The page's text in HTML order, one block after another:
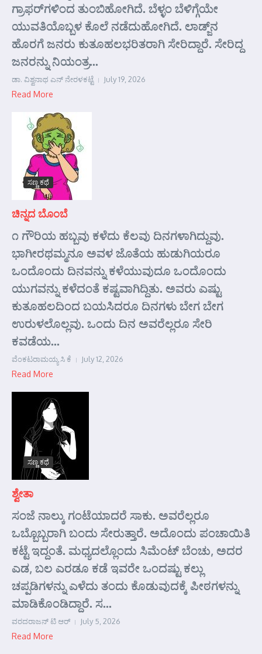
ಗ್ರಾಫರ್‌ಗಳಿಂದ ತುಂಬಿಹೋಗಿದೆ. ಬೆಳ್ಳಂ ಬೆಳಿಗ್ಗೆಯೇ
ಯುವತಿಯೊಬ್ಬಳ ಕೊಲೆ ನಡೆದುಹೋಗಿದೆ. ಲಾಡ್ಜ್‌ನ
ಹೊರಗೆ ಜನರು ಕುತೂಹಲಭರಿತರಾಗಿ ಸೇರಿದ್ದಾರೆ. ಸೇರಿದ್ದ
ಜನರನ್ನು ನಿಯಂತ್ರ...
ಡಾ. ವಿಶ್ವನಾಥ ಎನ್ ನೇರಳಕಟ್ಟೆ July 19, 2026
Read More
ಸಣ್ಣ ಕಥೆ
ಚಿನ್ನದ ಬೊಂಬೆ
೧ ಗೌರಿಯ ಹಬ್ಬವು ಕಳೆದು ಕೆಲವು ದಿನಗಳಾಗಿದ್ದುವು.
ಭಾಗೀರಥಮ್ಮನೂ ಅವಳ ಜೊತೆಯ ಹುಡುಗಿಯರೂ
ಒಂದೊಂದು ದಿನವನ್ನು ಕಳೆಯುವುದೂ ಒಂದೊಂದು
ಯುಗವನ್ನು ಕಳೆದಂತೆ ಕಷ್ಟವಾಗಿದ್ದಿತು. ಅವರು ಎಷ್ಟು
ಕುತೂಹಲದಿಂದ ಬಯಸಿದರೂ ದಿನಗಳು ಬೇಗ ಬೇಗ
ಉರುಳಲೊಲ್ಲವು. ಒಂದು ದಿನ ಅವರೆಲ್ಲರೂ ಸೇರಿ
ಕವಡೆಯ...
ವೆಂಕಟರಾಮಯ್ಯ ಸಿ ಕೆ July 12, 2026
Read More
ಸಣ್ಣ ಕಥೆ
ಶ್ವೇತಾ
ಸಂಜೆ ನಾಲ್ಕು ಗಂಟೆಯಾದರೆ ಸಾಕು. ಅವರೆಲ್ಲರೂ
ಒಬ್ಬೊಬ್ಬರಾಗಿ ಬಂದು ಸೇರುತ್ತಾರೆ. ಅದೊಂದು ಪಂಚಾಯಿತಿ
ಕಟ್ಟೆ ಇದ್ದಂತೆ. ಮಧ್ಯದಲ್ಲೊಂದು ಸಿಮೆಂಟ್ ಬೆಂಚು, ಅದರ
ಎಡ, ಬಲ ಎರಡೂ ಕಡೆ ಇವರೇ ಒಂದಷ್ಟು ಕಲ್ಲು
ಚಪ್ಪಡಿಗಳನ್ನು ಎಳೆದು ತಂದು ಕೊಡುವುದಕ್ಕೆ ಪೀಠಗಳನ್ನು
ಮಾಡಿಕೊಂಡಿದ್ದಾರೆ. ಸ...
ವರದರಾಜನ್ ಟಿ ಆರ್ July 5, 2026
Read More